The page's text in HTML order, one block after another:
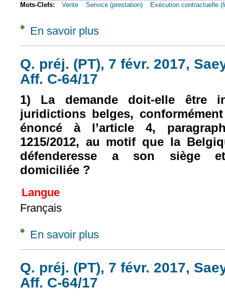
Mots-Clefs: Vente Service (prestation) Exécution contractuelle
En savoir plus
Q. préj. (PT), 7 févr. 2017,
Aff. C-64/17
1) La demande doit-elle être
juridictions belges,
énoncé à l’article 4,
1215/2012, au motif que la
défenderesse a son siège
domiciliée ?
Langue
Français
En savoir plus
Q. préj. (PT), 7 févr. 2017,
Aff. C-64/17